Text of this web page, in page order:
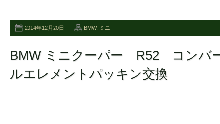
2014年12月20日 BMW, ミニ
BMW ミニクーパー R52 コンバ
ルエレメントパッキン交換